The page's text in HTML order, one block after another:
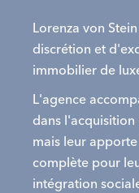
Lorenza von
discrétion et
immobilier de
L'agence
dans
mais leur
complète pour
intégration